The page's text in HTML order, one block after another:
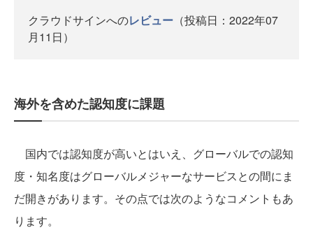
クラウドサインへのレビュー （投稿日：2022年07
月11日）
海外を含めた認知度に課題
国内では認知度が高いとはいえ、グローバルでの認知
度・知名度はグローバルメジャーなサービスとの間にま
だ開きがあります。その点では次のようなコメントもあ
ります。